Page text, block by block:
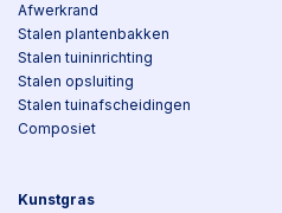
Afwerkrand
Stalen plantenbakken
Stalen tuininrichting
Stalen opsluiting
Stalen tuinafscheidingen
Composiet
Kunstgras